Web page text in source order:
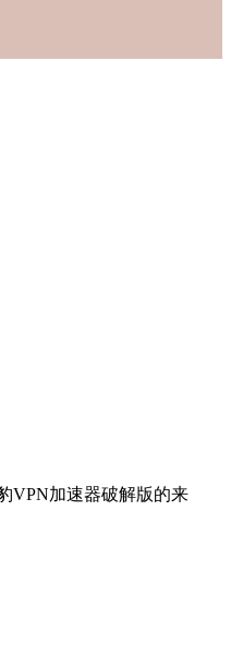
VPN加速器破解版的来